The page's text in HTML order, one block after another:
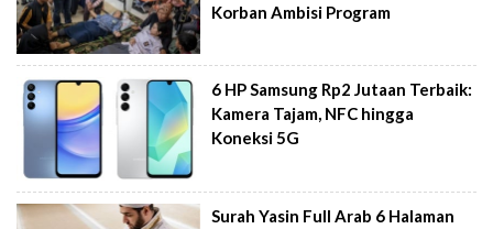
Korban Ambisi Program
6 HP Samsung Rp2 Jutaan Terbaik:
Kamera Tajam, NFC hingga
Koneksi 5G
Surah Yasin Full Arab 6 Halaman